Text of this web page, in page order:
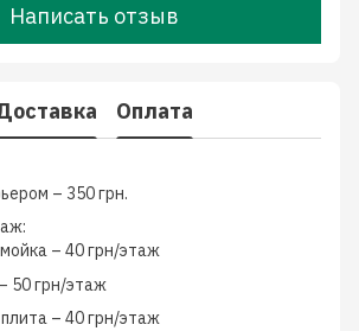
Написать отзыв
Оплата
– 350 грн.
– 40 грн/этаж
50 грн/этаж
– 40 грн/этаж